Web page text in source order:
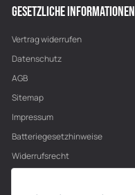
GESETZLICHE INFORMATIONEN
Vertrag widerrufen
Datenschutz
AGB
Sitemap
Impressum
Batteriegesetzhinweise
Widerrufsrecht